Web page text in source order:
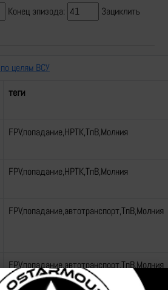
Конец эпизода:
Зациклить
целям ВСУ
теги
FPV,попадание,НРТК,ТпВ,Молния
FPV,попадание,НРТК,ТпВ,Молния
FPV,попадание,автотранспорт,ТпВ,Молния
FPV,попадание,автотранспорт,ТпВ,Молния